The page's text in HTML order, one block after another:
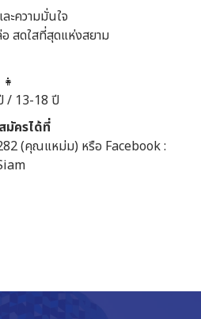
ะความมั่นใจ
สดใสที่สุดแห่งสยาม
/ 13-18 ปี
มัครได้ที่
(คุณแหม่ม) หรือ Facebook :